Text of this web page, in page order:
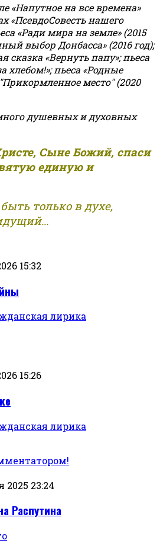
«Напутное на все времена»
«ПсевдоСовесть нашего
«Ради мира на земле» (2015
выбор Донбасса» (2016 год);
сказка «Вернуть папу»; пьеса
хлебом!»;пьеса «Родные
"Прикормленное место" (2020
душевных и духовных
Сыне Божий, спаси
единую и
только в духе,
15:32
лирика
15:26
лирика
2025 23:24
Распутина